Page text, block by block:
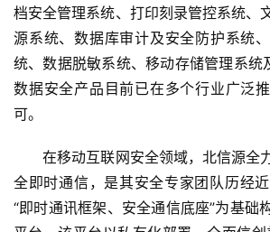
档安全管理系统、打印刻录管控系统、
源系统、数据库审计及安全防护系统
统、数据脱敏系统、移动存储管理系统
数据安全产品目前已在多个行业广泛
可。
在移动互联网安全领域，北信源全
全即时通信，是其安全专家团队历经
“即时通讯框架、安全通信底座”为基础